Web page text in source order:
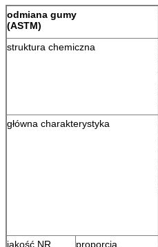
odmiana gumy
(ASTM)
struktura chemiczna
główna charakterystyka
jakość NR proporcja